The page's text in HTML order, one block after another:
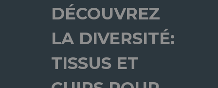
DÉCOUVREZ
LA DIVERSITÉ:
TISSUS ET